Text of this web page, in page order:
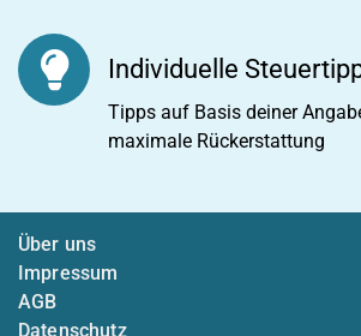
Individuelle
Tipps auf Basis deiner
maximale Rückerstattung
Über uns
Impressum
AGB
Datenschutz